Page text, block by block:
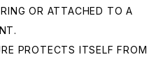
OR ATTACHED TO A
PROTECTS ITSELF FROM